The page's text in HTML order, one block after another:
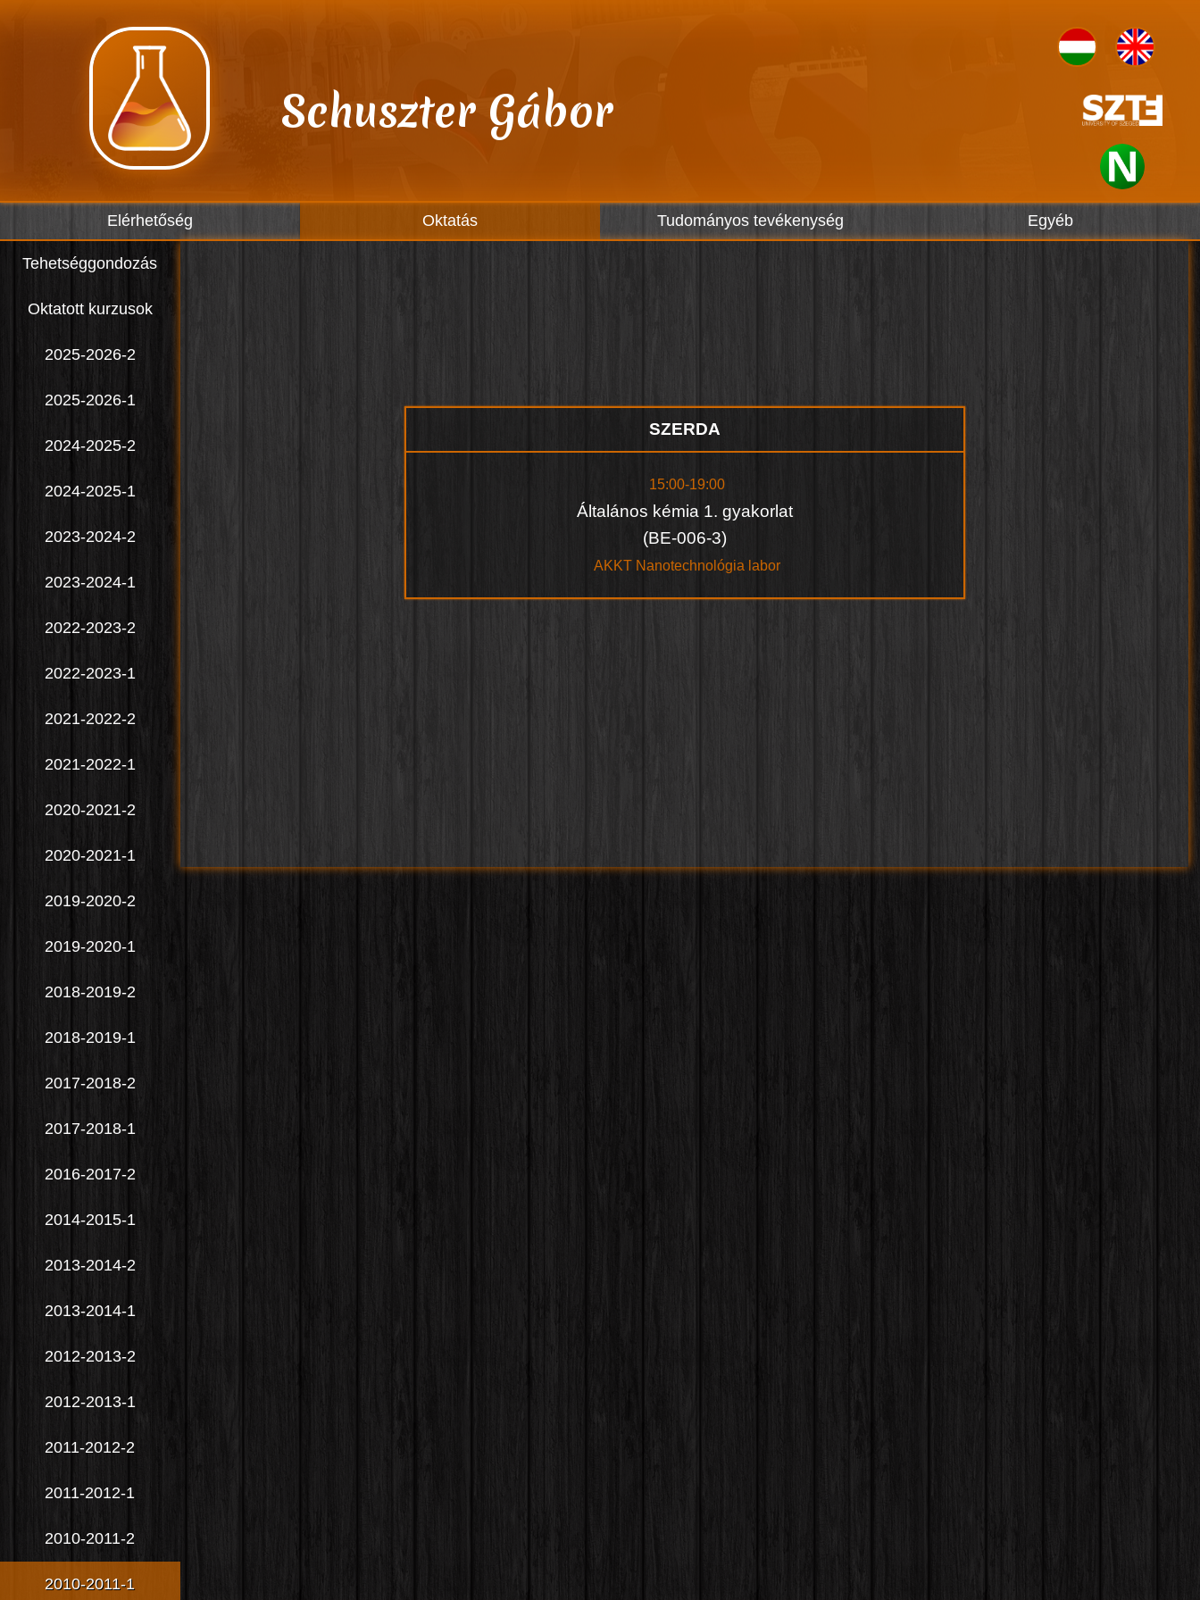
Schuszter Gábor
Elérhetőség Oktatás Tudományos tevékenység Egyéb
Tehetséggondozás
Oktatott kurzusok
2025-2026-2
2025-2026-1
2024-2025-2
2024-2025-1
2023-2024-2
2023-2024-1
2022-2023-2
2022-2023-1
2021-2022-2
2021-2022-1
2020-2021-2
2020-2021-1
2019-2020-2
2019-2020-1
2018-2019-2
2018-2019-1
2017-2018-2
2017-2018-1
2016-2017-2
2014-2015-1
2013-2014-2
2013-2014-1
2012-2013-2
2012-2013-1
2011-2012-2
2011-2012-1
2010-2011-2
2010-2011-1
SZERDA
15:00-19:00
Általános kémia 1. gyakorlat
(BE-006-3)
AKKT Nanotechnológia labor